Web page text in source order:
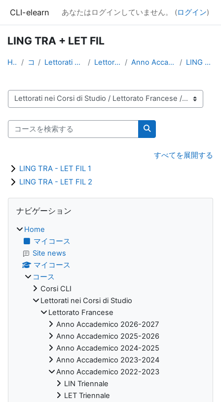
CLI-elearn あなたはログインしていません。 (ログイン)
LING TRA + LET FIL
Home コース Lettorati nei Corsi di Studio Lettorato Francese Anno Accademico 2022-2023 LING TRA + LET FIL
コースカテゴリ
コースを検索する
コースを検索する
すべてを展開する
LING TRA - LET FIL 1
LING TRA - LET FIL 2
ブロック
ナビゲーション
Home
マイコース
Site news
マイコース
コース
Corsi CLI
Lettorati nei Corsi di Studio
Lettorato Francese
Anno Accademico 2026-2027
Anno Accademico 2025-2026
Anno Accademico 2024-2025
Anno Accademico 2023-2024
Anno Accademico 2022-2023
LIN Triennale
LET Triennale